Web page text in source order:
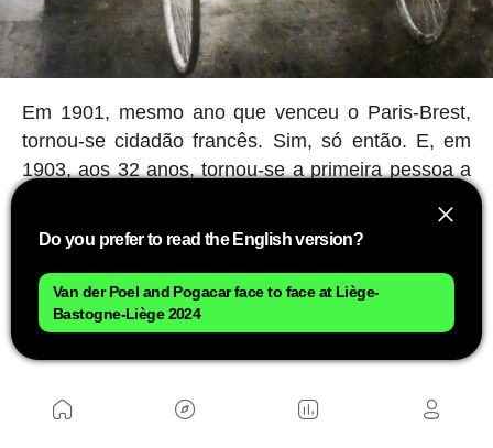
Em 1901, mesmo ano que venceu o Paris-Brest,
tornou-se cidadão francês. Sim, só então. E, em
1903, aos 32 anos, tornou-se a primeira pessoa a
dos 60 participantes o terminaram).
Com os mais
de 6.000 francos que recebeu em prêmio total,
comprou um posto de gasolina em Lens
, onde
trabalharia (além de sua oficina de bicicletas)
Do you prefer to read the English version?
Van der Poel and Pogacar face to face at Liège-
Bastogne-Liège 2024